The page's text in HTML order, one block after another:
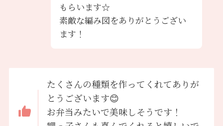
もらいます☆
素敵な編み図をありがとうござい
ます！
たくさんの種類を作ってくれてありが
とうございます😊
お弁当みたいで美味しそうです！